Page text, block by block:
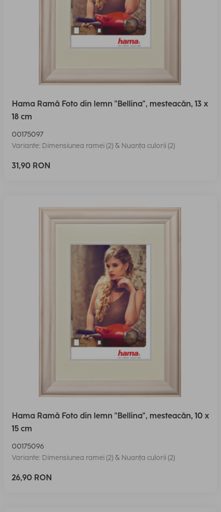
Hama Ramă Foto din lemn "Bellina", mesteacăn, 13 x
18 cm
00175097
Variante: Dimensiunea ramei (2) & Nuanța culorii (2)
31,90 RON
Hama Ramă Foto din lemn "Bellina", mesteacăn, 10 x
15 cm
00175096
Variante: Dimensiunea ramei (2) & Nuanța culorii (2)
26,90 RON